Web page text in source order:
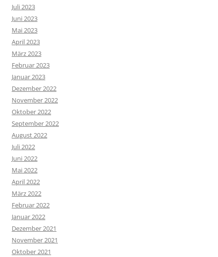
Juli 2023
Juni 2023
Mai 2023
April 2023
März 2023
Februar 2023
Januar 2023
Dezember 2022
November 2022
Oktober 2022
September 2022
August 2022
Juli 2022
Juni 2022
Mai 2022
April 2022
März 2022
Februar 2022
Januar 2022
Dezember 2021
November 2021
Oktober 2021